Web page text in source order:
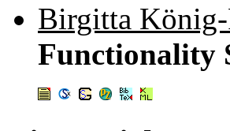
Birgitta
Functionality